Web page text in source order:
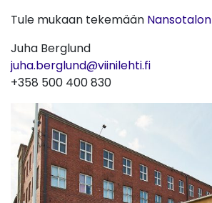
Tule mukaan tekemään Nansotalon
Juha Berglund
juha.berglund@viinilehti.fi
+358 500 400 830